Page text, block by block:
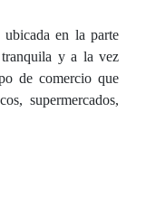
ubicada en la parte
y a la vez
de comercio que
supermercados,